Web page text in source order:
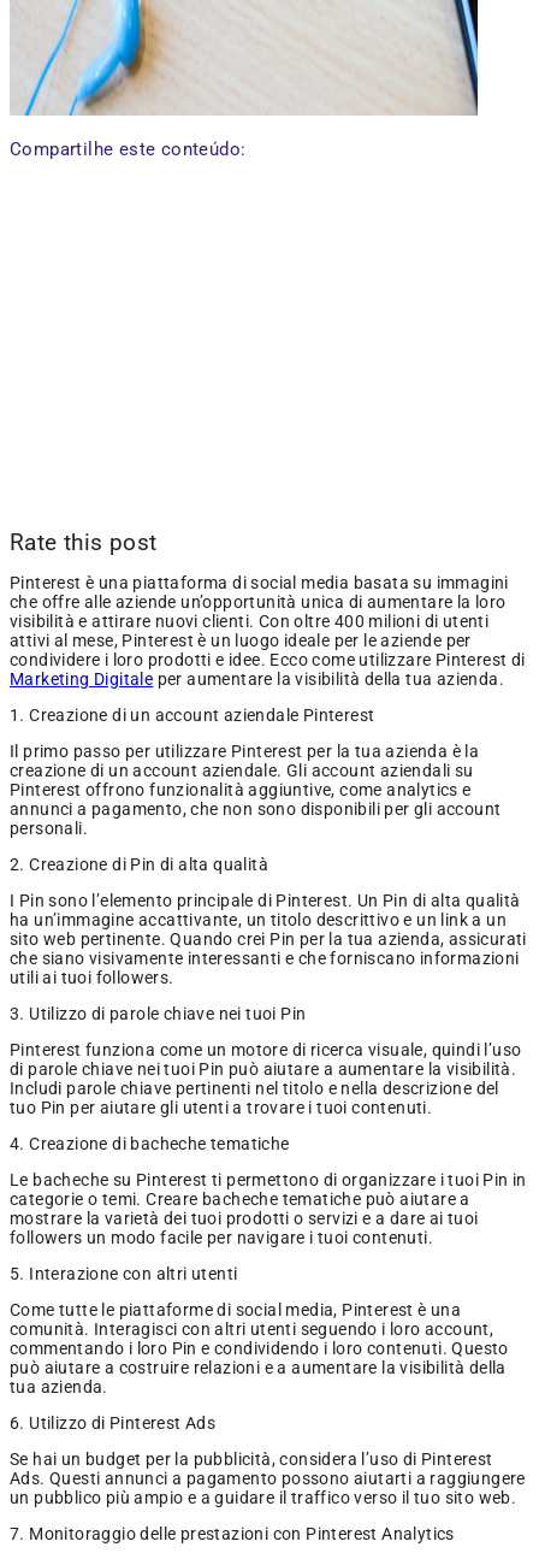
Compartilhe este conteúdo:
Rate this post
Pinterest è una piattaforma di social media basata su immagini
che offre alle aziende un’opportunità unica di aumentare la loro
visibilità e attirare nuovi clienti. Con oltre 400 milioni di utenti
attivi al mese, Pinterest è un luogo ideale per le aziende per
condividere i loro prodotti e idee. Ecco come utilizzare Pinterest di
Marketing Digitale per aumentare la visibilità della tua azienda.
1. Creazione di un account aziendale Pinterest
Il primo passo per utilizzare Pinterest per la tua azienda è la
creazione di un account aziendale. Gli account aziendali su
Pinterest offrono funzionalità aggiuntive, come analytics e
annunci a pagamento, che non sono disponibili per gli account
personali.
2. Creazione di Pin di alta qualità
I Pin sono l’elemento principale di Pinterest. Un Pin di alta qualità
ha un’immagine accattivante, un titolo descrittivo e un link a un
sito web pertinente. Quando crei Pin per la tua azienda, assicurati
che siano visivamente interessanti e che forniscano informazioni
utili ai tuoi followers.
3. Utilizzo di parole chiave nei tuoi Pin
Pinterest funziona come un motore di ricerca visuale, quindi l’uso
di parole chiave nei tuoi Pin può aiutare a aumentare la visibilità.
Includi parole chiave pertinenti nel titolo e nella descrizione del
tuo Pin per aiutare gli utenti a trovare i tuoi contenuti.
4. Creazione di bacheche tematiche
Le bacheche su Pinterest ti permettono di organizzare i tuoi Pin in
categorie o temi. Creare bacheche tematiche può aiutare a
mostrare la varietà dei tuoi prodotti o servizi e a dare ai tuoi
followers un modo facile per navigare i tuoi contenuti.
5. Interazione con altri utenti
Come tutte le piattaforme di social media, Pinterest è una
comunità. Interagisci con altri utenti seguendo i loro account,
commentando i loro Pin e condividendo i loro contenuti. Questo
può aiutare a costruire relazioni e a aumentare la visibilità della
tua azienda.
6. Utilizzo di Pinterest Ads
Se hai un budget per la pubblicità, considera l’uso di Pinterest
Ads. Questi annunci a pagamento possono aiutarti a raggiungere
un pubblico più ampio e a guidare il traffico verso il tuo sito web.
7. Monitoraggio delle prestazioni con Pinterest Analytics